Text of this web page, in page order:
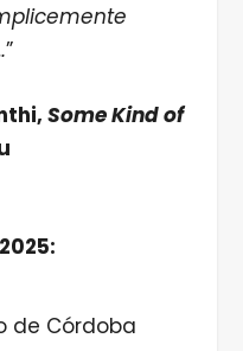
”
Some Kind of
de Córdoba